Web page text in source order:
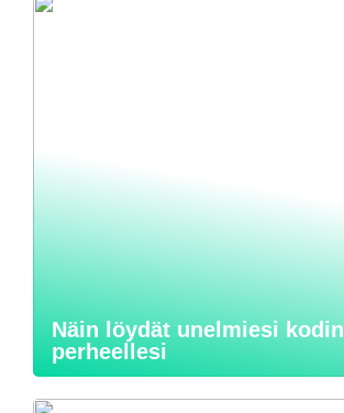
Näin löydät unelmiesi kodin
perheellesi